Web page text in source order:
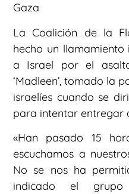
Gaza
La Coalición de la
hecho un
a Israel por el
‘Madleen’, tomado la
israelíes cuando se
para intentar entregar
«Han pasado 15
escuchamos a
No se nos ha
indicado el